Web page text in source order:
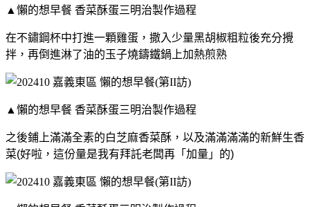
▲懶的想早餐 香菜酥蛋三明治製作過程
在不鏽鋼杯中打進一顆雞蛋，撒入少量黑胡椒粗粒後充分攪
拌，再倒進淋了油的玉子燒鑄鐵鍋上加熱煎熟
▲懶的想早餐 香菜酥蛋三明治製作過程
之後鋪上滿滿全素的白芝麻香菜酥，以及滿滿滿滿的新鮮生香
菜(好啦，這份量是我有拜託老闆再「加量」的)